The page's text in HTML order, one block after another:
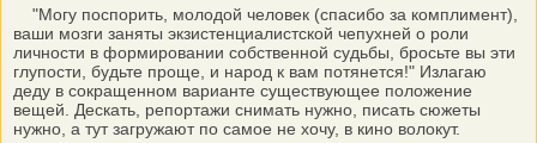
"Могу поспорить, молодой человек (спасибо за комплимент),
ваши мозги заняты экзистенциалистской чепухней о роли
личности в формировании собственной судьбы, бросьте вы эти
глупости, будьте проще, и народ к вам потянется!" Излагаю
деду в сокращенном варианте существующее положение
вещей. Дескать, репортажи снимать нужно, писать сюжеты
нужно, а тут загружают по самое не хочу, в кино волокут.